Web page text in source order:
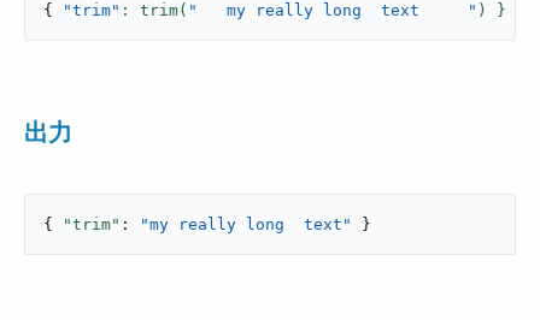
{
"trim" : trim( "   my really long  text     " ) }
出力
{ "trim" : "my really long  text" }